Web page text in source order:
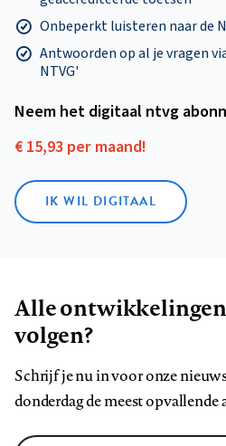
Onbeperkt luisteren naar de
Antwoorden op al je vragen
NTVG'
Neem het digitaal ntvg
€ 15,93 per maand!
IK WIL DIGITAAL
Alle ontwikkelingen
volgen?
Schrijf je nu in voor onze
donderdag de meest